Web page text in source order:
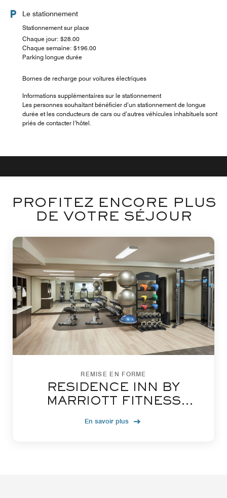
Le stationnement
Stationnement sur place
Chaque jour: $28.00
Chaque semaine: $196.00
Parking longue durée
Bornes de recharge pour voitures électriques
Informations supplémentaires sur le stationnement
Les personnes souhaitant bénéficier d’un stationnement de longue
durée et les conducteurs de cars ou d’autres véhicules inhabituels sont
priés de contacter l’hôtel.
PROFITEZ ENCORE PLUS
DE VOTRE SÉJOUR
REMISE EN FORME
RESIDENCE INN BY
MARRIOTT FITNESS
En savoir plus